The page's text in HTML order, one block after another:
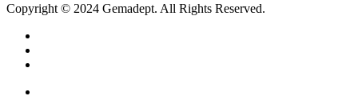
Copyright © 2024 Gemadept. All Rights Reserved.